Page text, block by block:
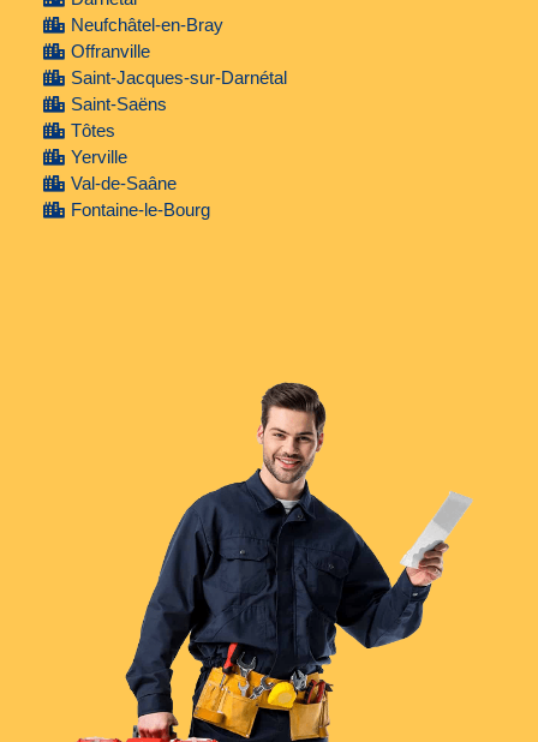
Neufchâtel-en-Bray
Offranville
Saint-Jacques-sur-Darnétal
Saint-Saëns
Tôtes
Yerville
Val-de-Saâne
Fontaine-le-Bourg